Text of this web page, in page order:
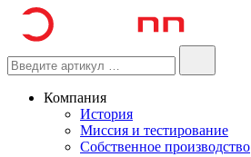
Компания
История
Миссия и тестирование
Собственное производство